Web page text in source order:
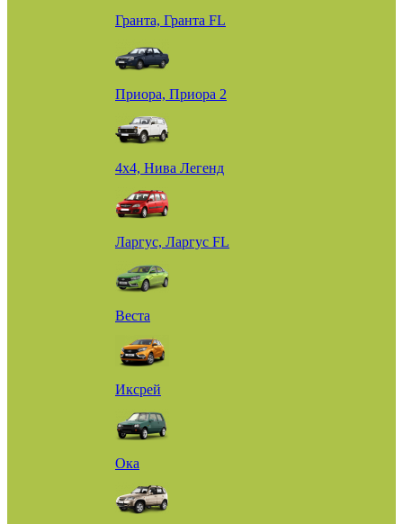
Гранта, Гранта FL
Приора, Приора 2
4х4, Нива Легенд
Ларгус, Ларгус FL
Веста
Иксрей
Ока